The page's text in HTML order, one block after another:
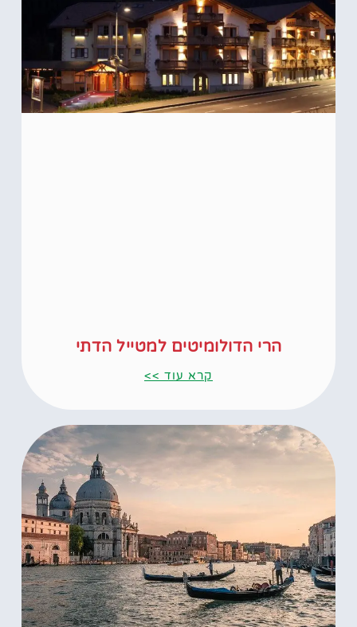
הרי הדולומיטים למטייל הדתי
קרא עוד >>